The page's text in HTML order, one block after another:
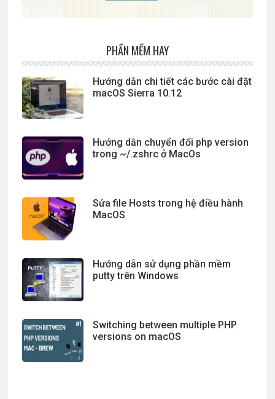
PHẦN MỀM HAY
Hướng dẫn chi tiết các bước cài đặt
macOS Sierra 10.12
Hướng dẫn chuyển đổi php version
trong ~/.zshrc ở MacOs
Sửa file Hosts trong hệ điều hành
MacOS
Hướng dẫn sử dụng phần mềm
putty trên Windows
Switching between multiple PHP
versions on macOS